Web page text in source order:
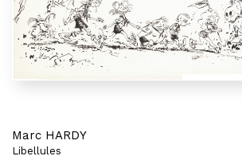
Marc HARDY
Libellules